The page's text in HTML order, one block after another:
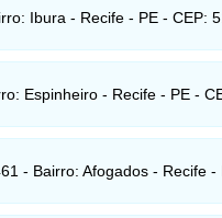
Ibura - Recife - PE - CEP:
Espinheiro - Recife - PE -
- Bairro: Afogados - Recife